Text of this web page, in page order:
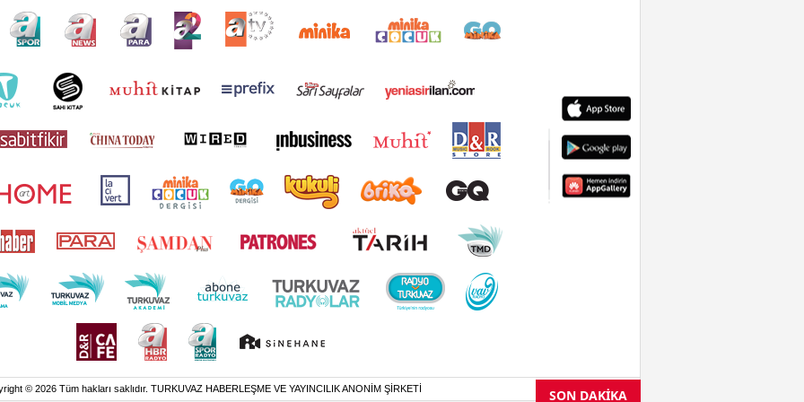
© 2026 Tüm hakları saklıdır. TURKUVAZ HABERLEŞME VE YAYINCILIK ANONİM ŞİRKETİ SON DAKİKA